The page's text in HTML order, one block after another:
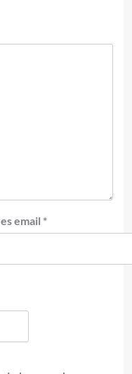
email *